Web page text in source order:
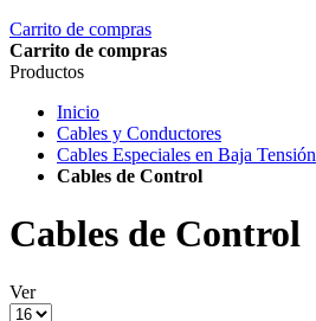
Carrito de compras
Carrito de compras
Productos
Inicio
Cables y Conductores
Cables Especiales en Baja Tensión
Cables de Control
Cables de Control
Ver